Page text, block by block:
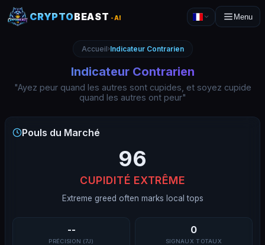
CRYPTOBEAST -AI Menu
Accueil›Indicateur Contrarien
Indicateur Contrarien
"Ayez peur quand les autres sont cupides, et soyez cupide
quand les autres ont peur"
Pouls du Marché
96
CUPIDITÉ EXTRÊME
Extreme greed often marks local tops
--
PRÉCISION (7J)
0
SIGNAUX TOTAUX